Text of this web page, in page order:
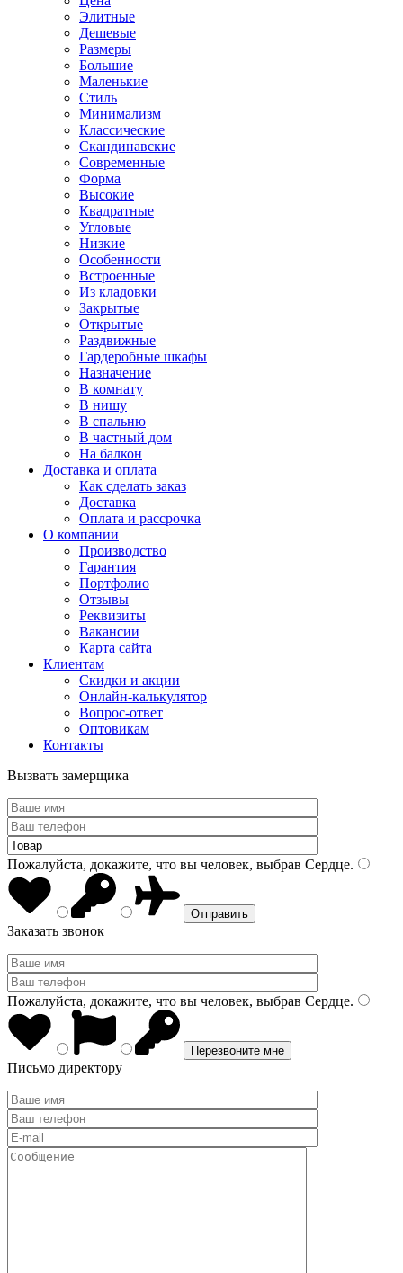
Элитные
Дешевые
Размеры
Большие
Маленькие
Стиль
Минимализм
Классические
Скандинавские
Современные
Форма
Высокие
Квадратные
Угловые
Низкие
Особенности
Встроенные
Из кладовки
Закрытые
Открытые
Раздвижные
Гардеробные шкафы
Назначение
В комнату
В нишу
В спальню
В частный дом
На балкон
Доставка и оплата
Как сделать заказ
Доставка
Оплата и рассрочка
О компании
Производство
Гарантия
Портфолио
Отзывы
Реквизиты
Вакансии
Карта сайта
Клиентам
Скидки и акции
Онлайн-калькулятор
Вопрос-ответ
Оптовикам
Контакты
Вызвать замерщика
Пожалуйста, докажите, что вы человек, выбрав Сердце.
Заказать звонок
Пожалуйста, докажите, что вы человек, выбрав Сердце.
Письмо директору